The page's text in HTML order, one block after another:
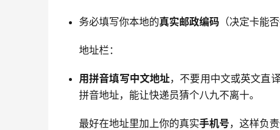
务必填写你本地的真实邮政编码 （决定卡能
地址栏：
用拼音填写中文地址，不要用中文或英文直
拼音地址，能让快递员猜个八九不离十。
最好在地址里加上你的真实手机号 ，这样负